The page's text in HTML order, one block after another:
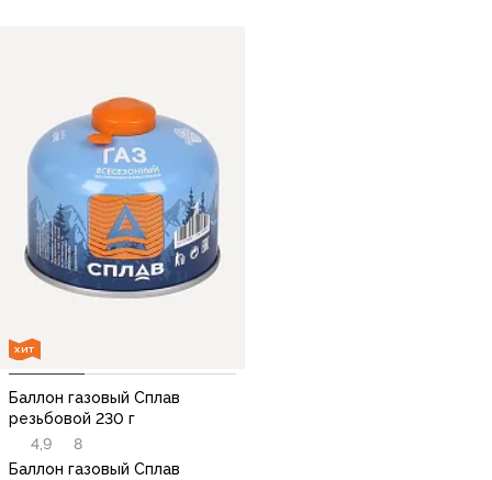
ХИТ
Баллон газовый Сплав
резьбовой 230 г
4,9
8
Баллон газовый Сплав